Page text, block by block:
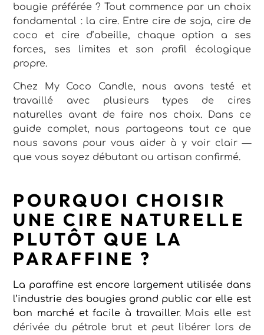
bougie préférée ? Tout commence par un choix
fondamental : la cire. Entre cire de soja, cire de
coco et cire d’abeille, chaque option a ses
forces, ses limites et son profil écologique
propre.
Chez My Coco Candle, nous avons testé et
travaillé avec plusieurs types de cires
naturelles avant de faire nos choix. Dans ce
guide complet, nous partageons tout ce que
nous savons pour vous aider à y voir clair —
que vous soyez débutant ou artisan confirmé.
POURQUOI CHOISIR
UNE CIRE NATURELLE
PLUTÔT QUE LA
PARAFFINE ?
La paraffine est encore largement utilisée dans
l’industrie des bougies grand public car elle est
bon marché et facile à travailler. Mais elle est
dérivée du pétrole brut et peut libérer lors de